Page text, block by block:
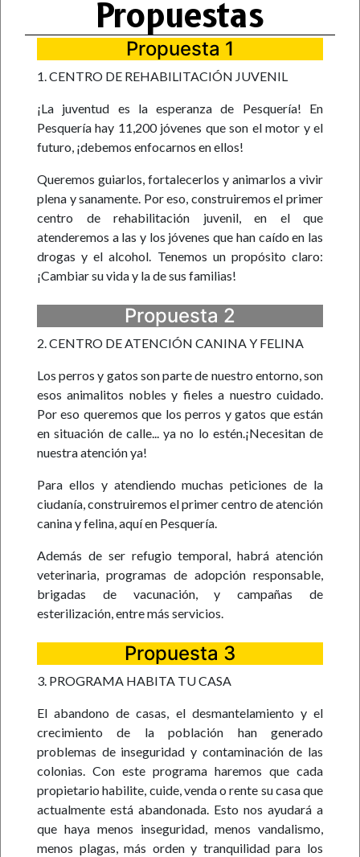
Propuestas
Propuesta 1
1. CENTRO DE REHABILITACIÓN JUVENIL
¡La juventud es la esperanza de Pesquería! En
Pesquería hay 11,200 jóvenes que son el motor y el
futuro, ¡debemos enfocarnos en ellos!
Queremos guiarlos, fortalecerlos y animarlos a vivir
plena y sanamente. Por eso, construiremos el primer
centro de rehabilitación juvenil, en el que
atenderemos a las y los jóvenes que han caído en las
drogas y el alcohol. Tenemos un propósito claro:
¡Cambiar su vida y la de sus familias!
Propuesta 2
2. CENTRO DE ATENCIÓN CANINA Y FELINA
Los perros y gatos son parte de nuestro entorno, son
esos animalitos nobles y fieles a nuestro cuidado.
Por eso queremos que los perros y gatos que están
en situación de calle... ya no lo estén.¡Necesitan de
nuestra atención ya!
Para ellos y atendiendo muchas peticiones de la
ciudanía, construiremos el primer centro de atención
canina y felina, aquí en Pesquería.
Además de ser refugio temporal, habrá atención
veterinaria, programas de adopción responsable,
brigadas de vacunación, y campañas de
esterilización, entre más servicios.
Propuesta 3
3. PROGRAMA HABITA TU CASA
El abandono de casas, el desmantelamiento y el
crecimiento de la población han generado
problemas de inseguridad y contaminación de las
colonias. Con este programa haremos que cada
propietario habilite, cuide, venda o rente su casa que
actualmente está abandonada. Esto nos ayudará a
que haya menos inseguridad, menos vandalismo,
menos plagas, más orden y tranquilidad para los